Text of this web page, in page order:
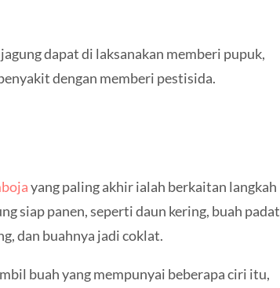
dapat di laksanakan memberi pupuk,
dengan memberi pestisida.
yang paling akhir ialah berkaitan langkah
siap panen, seperti daun kering, buah padat
dan buahnya jadi coklat.
buah yang mempunyai beberapa ciri itu,